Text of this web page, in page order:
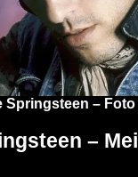
Springsteen –
–